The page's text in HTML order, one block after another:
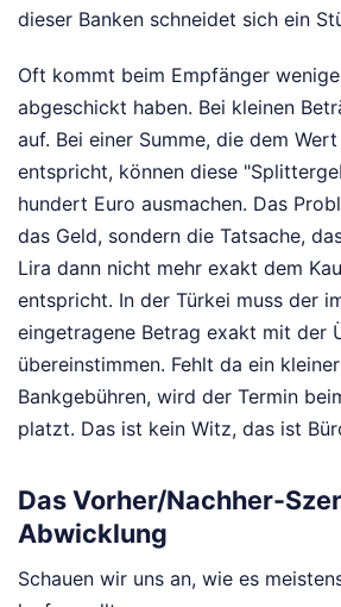
dieser Banken schneidet sich ein
Oft kommt beim Empfänger
abgeschickt haben. Bei kleinen
auf. Bei einer Summe, die dem
entspricht, können diese
hundert Euro ausmachen. Das
das Geld, sondern die Tatsache,
Lira dann nicht mehr exakt dem
entspricht. In der Türkei muss der
eingetragene Betrag exakt mit der
übereinstimmen. Fehlt da ein
Bankgebühren, wird der Termin
platzt. Das ist kein Witz, das ist
Das Vorher/Nachher-
Abwicklung
Schauen wir uns an, wie es